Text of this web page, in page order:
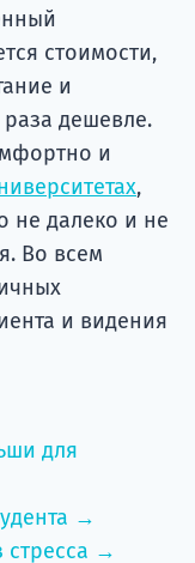
стоимости,
и
дешевле.
и
,
не далеко и не
Во всем
и видения
для
→
стресса →